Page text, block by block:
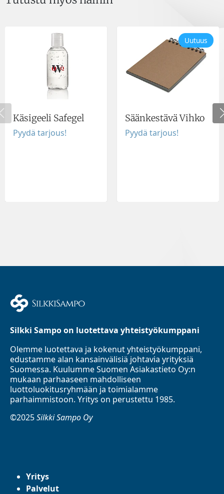
Käsigeeli Safegel
Pyydä tarjous!
Uutuus
Säänkestävä Vihko
Pyydä tarjous!
Silkki Sampo on luotettava yhteistyökumppani
Olemme luotettava ja kokenut yhteistyökumppani,
edustamme alan kansainvälisiä johtavia yrityksiä
Suomessa. Kuulumme Suomen Asiakastieto Oy:n
mukaan parhaaseen mahdolliseen
luottoluokitusryhmään ja toimialamme
parhaimmistoon. Yritys on perustettu 1985.
©2025Silkki Sampo Oy
Yritys
Palvelut